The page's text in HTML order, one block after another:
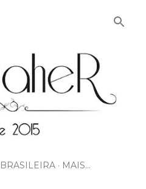
BRASILEIRA MAIS…